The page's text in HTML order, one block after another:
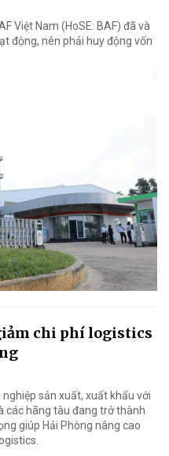
Việt Nam (HoSE: BAF) đã và
động, nên phải huy động vốn
chi phí logistics
sản xuất, xuất khẩu với
các hãng tàu đang trở thành
giúp Hải Phòng nâng cao